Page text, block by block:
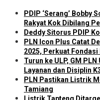
PDIP ‘Serang’ Bobby
Rakyat Kok Dibilang
Deddy Sitorus PDIP
PLN Icon Plus Catat
2025, Perkuat Fondasi
Turun ke ULP, GM
Layanan dan Disiplin
PLN Pastikan Listrik
Tamiang